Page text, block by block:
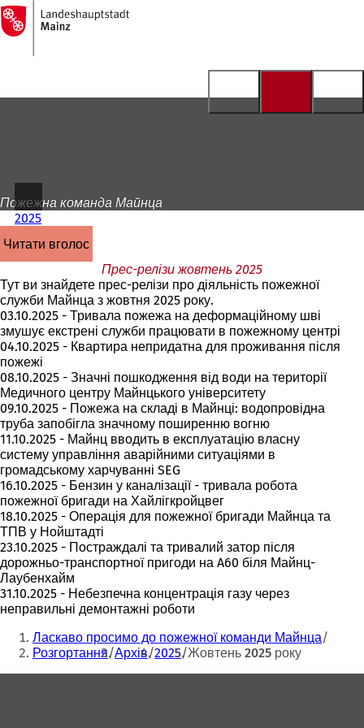
Перейти до змісту
На
головну
сторінку
Пожежна команда Майнца
2025
читати вголос
Прес-релізи жовтень 2025
Тут ви знайдете прес-релізи про діяльність пожежної
служби Майнца з жовтня 2025 року.
03.10.2025 - Тривала пожежа на деформаційному шві
змушує екстрені служби працювати в пожежному центрі
04.10.2025 - Квартира непридатна для проживання після
пожежі
08.10.2025 - Значні пошкодження від води на території
Медичного центру Майнцького університету
09.10.2025 - Пожежа на складі в Майнці: водопровідна
труба запобігла значному поширенню вогню
11.10.2025 - Майнц вводить в експлуатацію власну
систему управління аварійними ситуаціями в
громадському харчуванні SEG
16.10.2025 - Бензин у каналізації - тривала робота
пожежної бригади на Хайлігкройцвег
18.10.2025 - Операція для пожежної бригади Майнца та
ТПВ у Нойштадті
23.10.2025 - Постраждалі та тривалий затор після
дорожньо-транспортної пригоди на A60 біля Майнц-
Лаубенхайм
31.10.2025 - Небезпечна концентрація газу через
неправильні демонтажні роботи
Ти
тут:
Ласкаво просимо до пожежної команди Майнца
Розгортання Архів 2025 Жовтень 2025 року